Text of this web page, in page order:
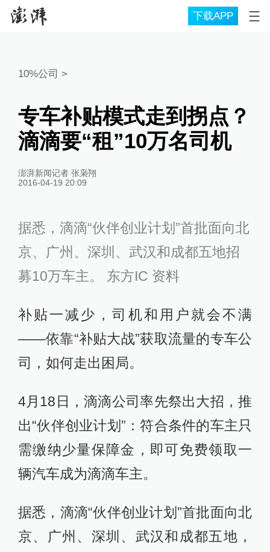
下载APP
10%公司 >
专车补贴模式走到拐点？
滴滴要“租”10万名司机
澎湃新闻记者 张枭翔
2016-04-19 20:09
据悉，滴滴“伙伴创业计划”首批面向北
京、广州、深圳、武汉和成都五地招
募10万车主。 东方IC 资料
补贴一减少，司机和用户就会不满
——依靠“补贴大战”获取流量的专车公
司，如何走出困局。
4月18日，滴滴公司率先祭出大招，推
出“伙伴创业计划”：符合条件的车主只
需缴纳少量保障金，即可免费领取一
辆汽车成为滴滴车主。
据悉，滴滴“伙伴创业计划”首批面向北
京、广州、深圳、武汉和成都五地，